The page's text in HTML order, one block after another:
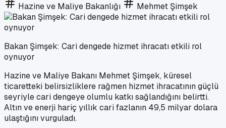
Hazine ve Maliye Bakanlığı Mehmet Şimşek
Bakan Şimşek: Cari dengede hizmet ihracatı etkili rol
oynuyor
Hazine ve Maliye Bakanı Mehmet Şimşek, küresel
ticaretteki belirsizliklere rağmen hizmet ihracatının güçlü
seyriyle cari dengeye olumlu katkı sağlandığını belirtti.
Altın ve enerji hariç yıllık cari fazlanın 49,5 milyar dolara
ulaştığını vurguladı.